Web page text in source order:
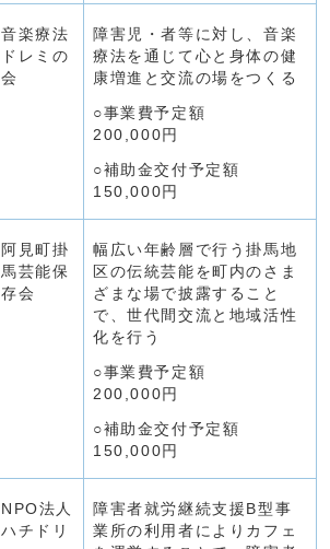
音楽療法
ドレミの
会
障害児・者等に対し、音楽
療法を通じて心と身体の健
康増進と交流の場をつくる
○事業費予定額
200,000円
○補助金交付予定額
150,000円
阿見町掛
馬芸能保
存会
幅広い年齢層で行う掛馬地
区の伝統芸能を町内のさま
ざまな場で披露すること
で、世代間交流と地域活性
化を行う
○事業費予定額
200,000円
○補助金交付予定額
150,000円
NPO法人
ハチドリ
障害者就労継続支援B型事
業所の利用者によりカフェ